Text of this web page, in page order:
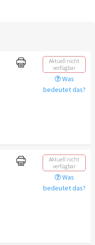
Aktuell nicht
verfügbar
Was
bedeutet das?
Aktuell nicht
verfügbar
Was
bedeutet das?